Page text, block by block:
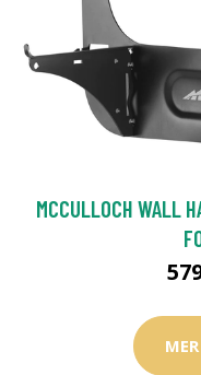
MCCULLOCH WALL